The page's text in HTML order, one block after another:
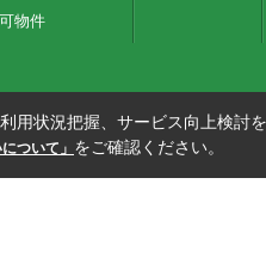
物件
用状況把握、サービス向上検討
ついて」 をご確認ください。